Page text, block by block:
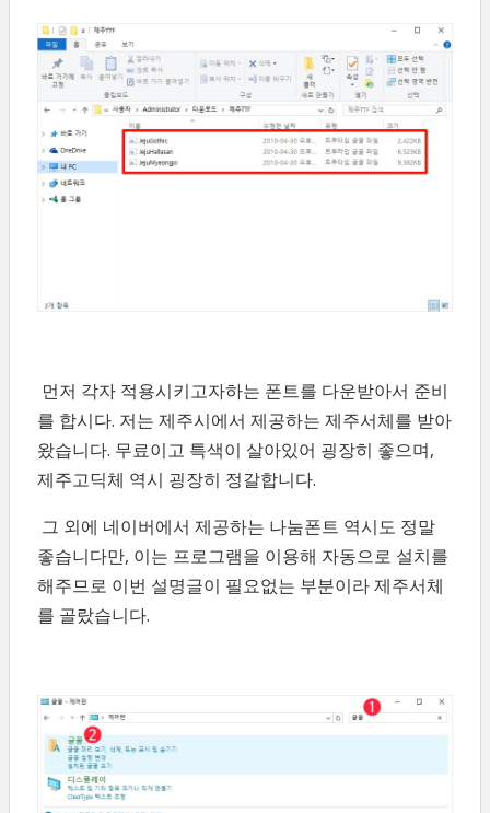
먼저 각자 적용시키고자하는 폰트를 다운받아서 준비
를 합시다. 저는 제주시에서 제공하는 제주서체를 받아
왔습니다. 무료이고 특색이 살아있어 굉장히 좋으며,
제주고딕체 역시 굉장히 정갈합니다.
그 외에 네이버에서 제공하는 나눔폰트 역시도 정말
좋습니다만, 이는 프로그램을 이용해 자동으로 설치를
해주므로 이번 설명글이 필요없는 부분이라 제주서체
를 골랐습니다.